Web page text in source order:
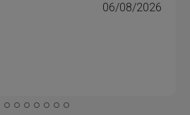
06/08/2026